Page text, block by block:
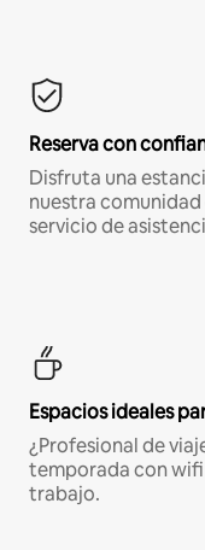
Reserva con
Disfruta una
nuestra
servicio de
Espacios ideales
¿Profesional de
temporada con
trabajo.